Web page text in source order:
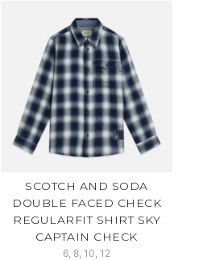
SCOTCH AND SODA
DOUBLE FACED CHECK
REGULARFIT SHIRT SKY
CAPTAIN CHECK
6, 8, 10, 12